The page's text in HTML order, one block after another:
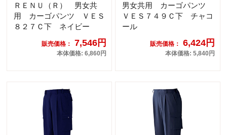
ＲＥＮＵ（Ｒ） 男女共
用 カーゴパンツ ＶＥＳ
８２７Ｃ下 ネイビー
販売価格： 7,546円
本体価格: 6,860円
男女共用 カーゴパンツ
ＶＥＳ７４９Ｃ下 チャコ
ール
販売価格： 6,424円
本体価格: 5,840円